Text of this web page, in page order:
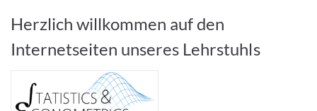
Herzlich willkommen auf den
Internetseiten unseres Lehrstuhls